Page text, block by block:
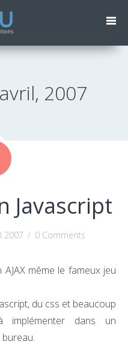
2007
Javascript
2007 / 0 Comments
même le fameux jeu
du css et beaucoup
implémenter dans un